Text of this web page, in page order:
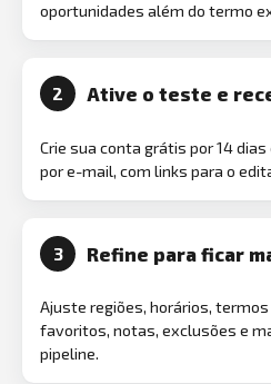
oportunidades além do termo
2 Ative o teste e
Crie sua conta grátis por 14
por e-mail, com links para o
3 Refine para ficar
Ajuste regiões, horários,
favoritos, notas, exclusões e
pipeline.